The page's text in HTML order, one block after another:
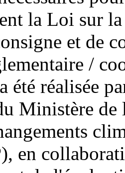
la Loi sur
et de
/
été réalisée
Ministère
en